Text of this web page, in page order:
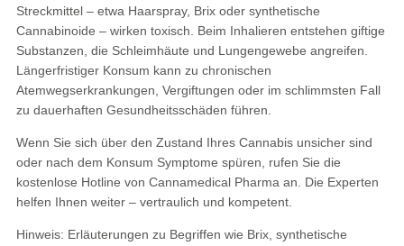
Streckmittel – etwa Haarspray, Brix oder synthetische
Cannabinoide – wirken toxisch. Beim Inhalieren entstehen giftige
Substanzen, die Schleimhäute und Lungengewebe angreifen.
Längerfristiger Konsum kann zu chronischen
Atemwegserkrankungen, Vergiftungen oder im schlimmsten Fall
zu dauerhaften Gesundheitsschäden führen.
Wenn Sie sich über den Zustand Ihres Cannabis unsicher sind
oder nach dem Konsum Symptome spüren, rufen Sie die
kostenlose Hotline von Cannamedical Pharma an. Die Experten
helfen Ihnen weiter – vertraulich und kompetent.
Hinweis: Erläuterungen zu Begriffen wie Brix, synthetische